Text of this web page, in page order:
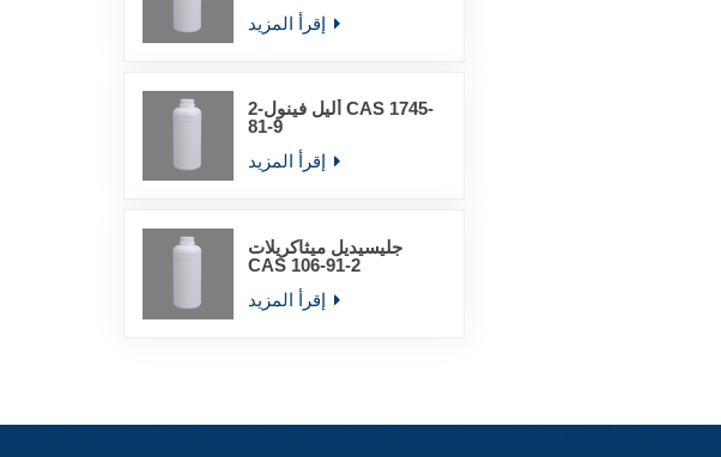
2-أليل فينول CAS 1745-
81-9
جليسيديل ميثاكريلات
CAS 106-91-2